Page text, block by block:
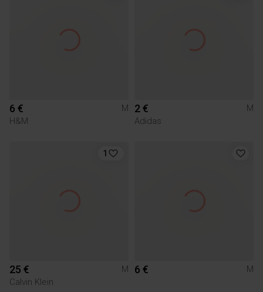
6 €
M
H&M
2 €
M
Adidas
1
25 €
M
Calvin Klein
6 € M